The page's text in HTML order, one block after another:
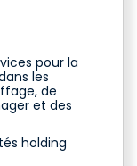
pour la
les
de
et des
holding